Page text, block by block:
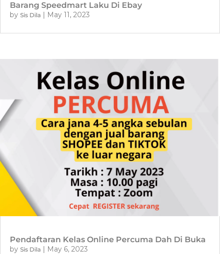
Barang Speedmart Laku Di Ebay
by Sis Dila | May 11, 2023
Pendaftaran Kelas Online Percuma Dah Di Buka
by Sis Dila | May 6, 2023